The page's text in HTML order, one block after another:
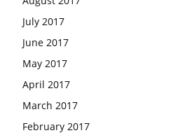
July 2017
June 2017
May 2017
April 2017
March 2017
February 2017